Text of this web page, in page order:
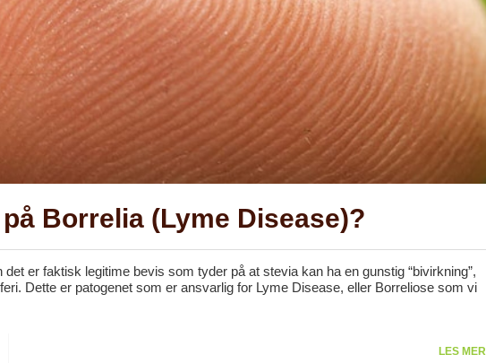
Borrelia (Lyme Disease)?
er faktisk legitime bevis som tyder på at stevia kan ha en gunstig “bivirkning”,
Dette er patogenet som er ansvarlig for Lyme Disease, eller Borreliose som vi
LES MER